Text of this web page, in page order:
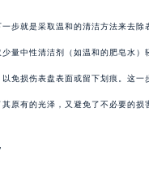
步就是采取温和的清洁方法来去除
量中性清洁剂（如温和的肥皂水）
免损伤表盘表面或留下划痕。这一
原有的光泽，又避免了不必要的损